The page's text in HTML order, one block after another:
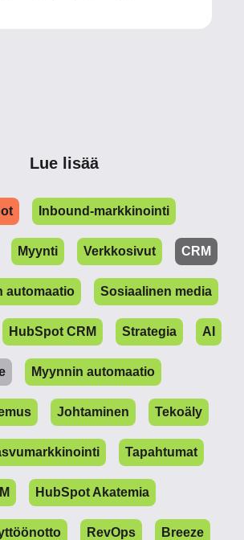
Lue lisää
Inbound-markkinointi
Myynti Verkkosivut CRM
automaatio Sosiaalinen media
HubSpot CRM Strategia AI
Myynnin automaatio
Johtaminen Tekoäly
Tapahtumat
HubSpot Akatemia
RevOps Breeze